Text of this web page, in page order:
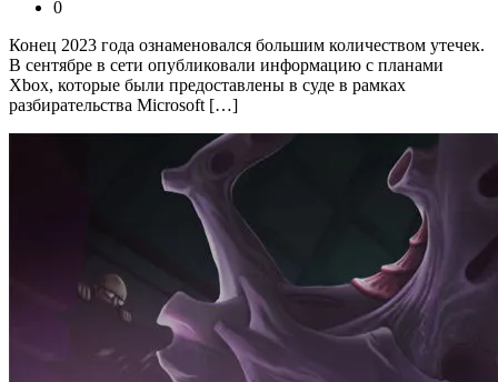
0
Конец 2023 года ознаменовался большим количеством утечек.
В сентябре в сети опубликовали информацию с планами
Xbox, которые были предоставлены в суде в рамках
разбирательства Microsoft […]